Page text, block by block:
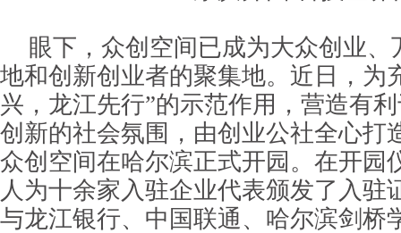
眼下，众创空间已成为大众创业
地和创新创业者的聚集地。近日， 为
兴，龙江先行”的示范作用，营造有
创新的社会氛围， 由创业公社全心打
众创空间在哈尔滨正式开园。在开园
人为十余家入驻企业代表颁发了入驻
与龙江银行、中国联通、哈尔滨剑桥